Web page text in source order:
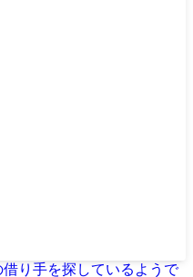
り手を探しているようで